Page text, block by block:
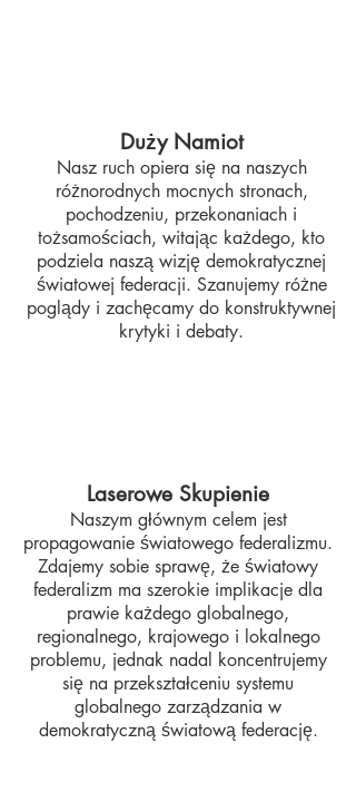
Duży Namiot​
Nasz ruch opiera się na naszych
różnorodnych mocnych stronach,
pochodzeniu, przekonaniach i
tożsamościach, witając każdego, kto
podziela naszą wizję demokratycznej
światowej federacji. Szanujemy różne
poglądy i zachęcamy do konstruktywnej
krytyki i debaty.
Laserowe Skupienie
Naszym głównym celem jest
propagowanie światowego federalizmu.
Zdajemy sobie sprawę, że światowy
federalizm ma szerokie implikacje dla
prawie każdego globalnego,
regionalnego, krajowego i lokalnego
problemu, jednak nadal koncentrujemy
się na przekształceniu systemu
globalnego zarządzania w
demokratyczną światową federację.